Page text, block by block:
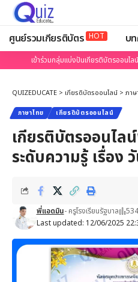
ศูนย์รวมเกียรติบัตร HOT บ
เข้าร่วมกลุ่มแบ่งปันเกียรติบัตรออนไ
QUIZEDUCATE > เกียรติบัตรออนไลน์ > ภาษ
ภาษาไทย เกียรติบัตรออนไลน์
เกียรติบัตรออนไล
ระดับความรู้ เรื่อง
Last updated: 12/06/2025
พี่แอดมิน- ครูโรงเรียนรัฐบาล